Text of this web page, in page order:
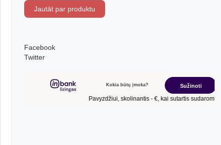
Jautāt par produktu
Facebook
Twitter